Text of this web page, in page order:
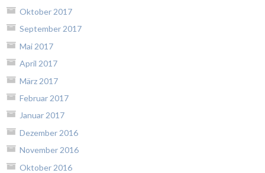
Oktober 2017
September 2017
Mai 2017
April 2017
März 2017
Februar 2017
Januar 2017
Dezember 2016
November 2016
Oktober 2016